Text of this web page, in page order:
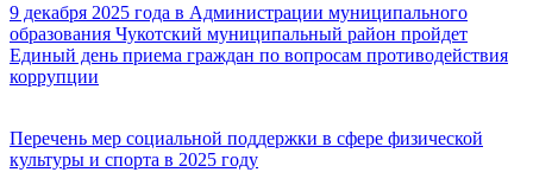
9 декабря 2025 года в Администрации муниципального
образования Чукотский муниципальный район пройдет
Единый день приема граждан по вопросам противодействия
коррупции
Перечень мер социальной поддержки в сфере физической
культуры и спорта в 2025 году